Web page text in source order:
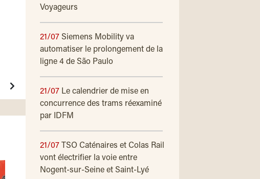
Voyageurs
21/07 Siemens Mobility va
automatiser le prolongement de la
ligne 4 de São Paulo
21/07 Le calendrier de mise en
concurrence des trams réexaminé
par IDFM
21/07
TSO Caténaires et Colas Rail
vont électrifier la voie entre
Nogent-sur-Seine et Saint-Lyé